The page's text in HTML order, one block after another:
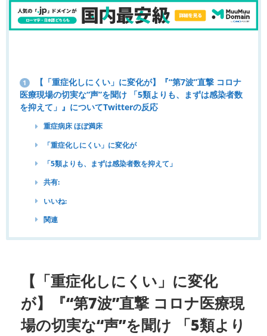
1
【「重症化しにくい」に変化が】『“第7波”直撃 コロナ
医療現場の切実な“声”を聞け 「5類よりも、まずは感染者数
を抑えて」』についてTwitterの反応
重症病床 ほぼ満床
「重症化しにくい」に変化が
「5類よりも、まずは感染者数を抑えて」
共有:
いいね:
関連
【「重症化しにくい」に変化
が】『“第7波”直撃 コロナ医療現
場の切実な“声”を聞け 「5類より